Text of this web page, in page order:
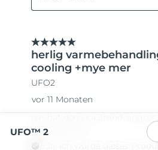
UFO™ 2